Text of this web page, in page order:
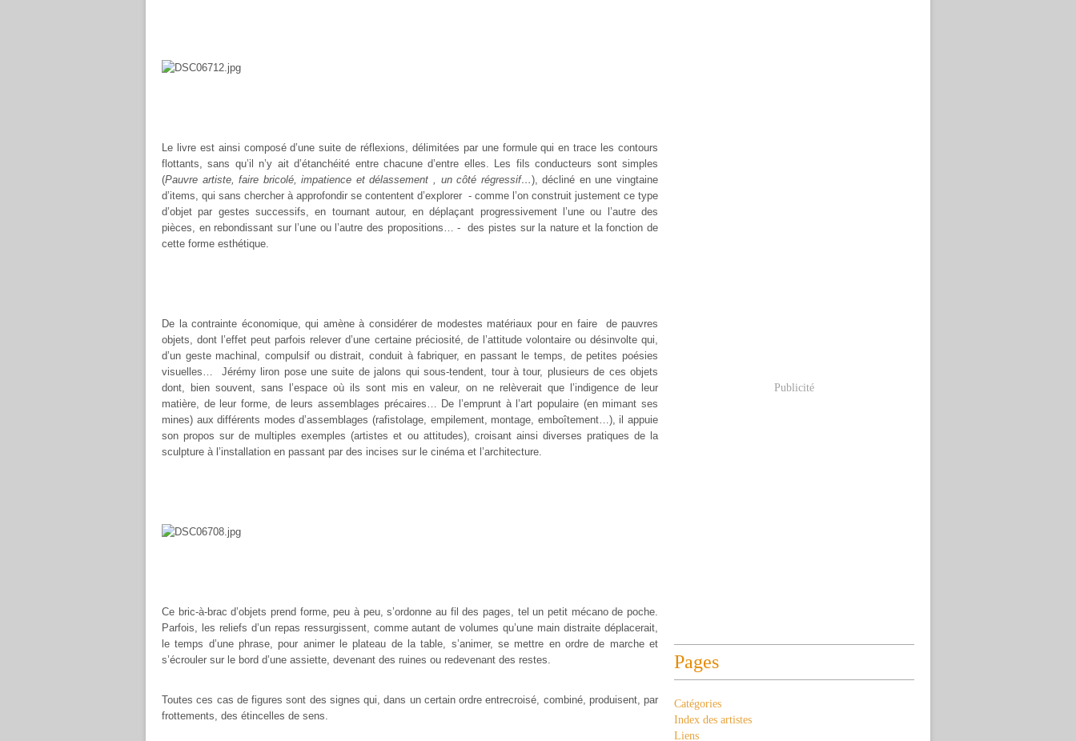
Le livre est ainsi composé d’une suite de réflexions, délimitées par une formule qui en trace les contours
flottants, sans qu’il n’y ait d’étanchéité entre chacune d’entre elles. Les fils conducteurs sont simples
(Pauvre artiste, faire bricolé, impatience et délassement , un côté régressif…), décliné en une vingtaine
d’items, qui sans chercher à approfondir se contentent d’explorer - comme l’on construit justement ce type
d’objet par gestes successifs, en tournant autour, en déplaçant progressivement l’une ou l’autre des
pièces, en rebondissant sur l’une ou l’autre des propositions… - des pistes sur la nature et la fonction de
cette forme esthétique.
De la contrainte économique, qui amène à considérer de modestes matériaux pour en faire de pauvres
objets, dont l’effet peut parfois relever d’une certaine préciosité, de l’attitude volontaire ou désinvolte qui,
d’un geste machinal, compulsif ou distrait, conduit à fabriquer, en passant le temps, de petites poésies
visuelles… Jérémy liron pose une suite de jalons qui sous-tendent, tour à tour, plusieurs de ces objets
dont, bien souvent, sans l’espace où ils sont mis en valeur, on ne relèverait que l’indigence de leur
matière, de leur forme, de leurs assemblages précaires… De l’emprunt à l’art populaire (en mimant ses
mines) aux différents modes d’assemblages (rafistolage, empilement, montage, emboîtement…), il appuie
son propos sur de multiples exemples (artistes et ou attitudes), croisant ainsi diverses pratiques de la
sculpture à l’installation en passant par des incises sur le cinéma et l’architecture.
Ce bric-à-brac d’objets prend forme, peu à peu, s’ordonne au fil des pages, tel un petit mécano de poche.
Parfois, les reliefs d’un repas ressurgissent, comme autant de volumes qu’une main distraite déplacerait,
le temps d’une phrase, pour animer le plateau de la table, s’animer, se mettre en ordre de marche et
s’écrouler sur le bord d’une assiette, devenant des ruines ou redevenant des restes.
Toutes ces cas de figures sont des signes qui, dans un certain ordre entrecroisé, combiné, produisent, par
frottements, des étincelles de sens.
Publicité
Pages
Catégories
Index des artistes
Liens